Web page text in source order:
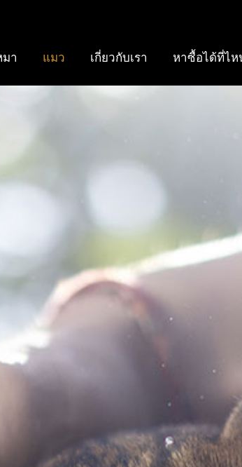
มา แมว เกี่ยวกับเรา หาซื้อได้ที่ไห